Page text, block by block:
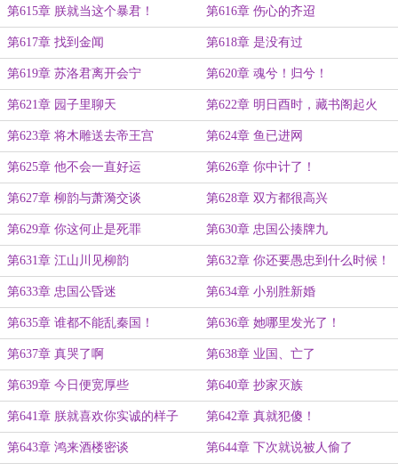
层地狱！
第615章 朕就当这个暴君！ 第616章 伤心的齐迢
第617章 找到金闻 第618章 是没有过
第619章 苏洛君离开会宁 第620章 魂兮！归兮！
第621章 园子里聊天 第622章 明日酉时，藏书阁起火
第623章 将木雕送去帝王宫 第624章 鱼已进网
第625章 他不会一直好运 第626章 你中计了！
第627章 柳韵与萧漪交谈 第628章 双方都很高兴
第629章 你这何止是死罪 第630章 忠国公揍牌九
第631章 江山川见柳韵 第632章 你还要愚忠到什么时候！
第633章 忠国公昏迷 第634章 小别胜新婚
第635章 谁都不能乱秦国！ 第636章 她哪里发光了！
第637章 真哭了啊 第638章 业国、亡了
第639章 今日便宽厚些 第640章 抄家灭族
第641章 朕就喜欢你实诚的样子 第642章 真就犯傻！
第643章 鸿来酒楼密谈 第644章 下次就说被人偷了